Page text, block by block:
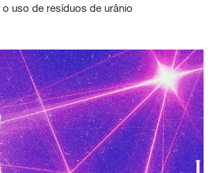
uso de resíduos de urânio